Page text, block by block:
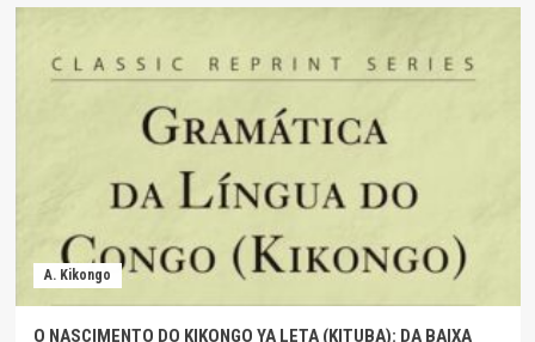
A. Kikongo
O NASCIMENTO DO KIKONGO YA LETA (KITUBA): DA BAIXA